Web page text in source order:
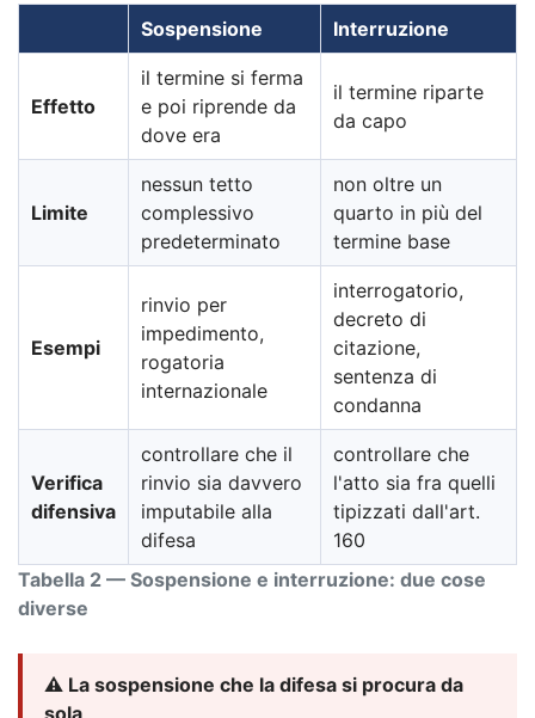
Tabella 2 — Sospensione e interruzione: due cose
diverse
Sospensione Interruzione
Effetto
il termine si ferma
e poi riprende da
dove era
il termine riparte
da capo
Limite
nessun tetto
complessivo
predeterminato
non oltre un
quarto in più del
termine base
Esempi
rinvio per
impedimento,
rogatoria
internazionale
interrogatorio,
decreto di
citazione,
sentenza di
condanna
Verifica
difensiva
controllare che il
rinvio sia davvero
imputabile alla
difesa
controllare che
l'atto sia fra quelli
tipizzati dall'art.
160
⚠️ La sospensione che la difesa si procura da
sola